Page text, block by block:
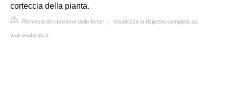
corteccia della pianta.
Richiesta di rimozione della fonte | Visualizza la risposta completa su
teatronaturale.it